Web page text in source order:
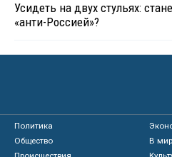
Усидеть на двух стульях:
«анти-Россией»?
Политика
Общество
В